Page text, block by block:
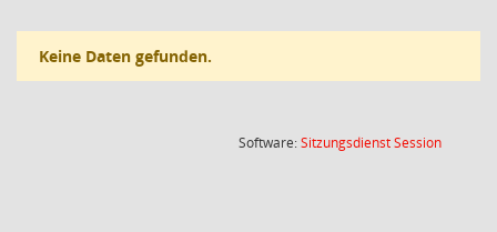
Keine Daten gefunden.
Software:SitzungsdienstSession(Wird in